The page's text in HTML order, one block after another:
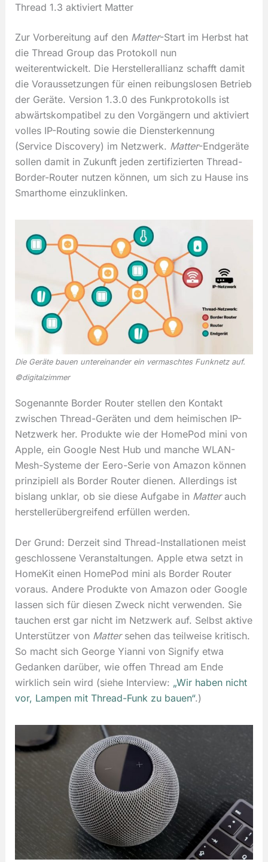
Thread 1.3 aktiviert Matter
Zur Vorbereitung auf den Matter-Start im Herbst hat
die Thread Group das Protokoll nun
weiterentwickelt. Die Herstellerallianz schafft damit
die Voraussetzungen für einen reibungslosen Betrieb
der Geräte. Version 1.3.0 des Funkprotokolls ist
abwärtskompatibel zu den Vorgängern und aktiviert
volles IP-Routing sowie die Diensterkennung
(Service Discovery) im Netzwerk. Matter-Endgeräte
sollen damit in Zukunft jeden zertifizierten Thread-
Border-Router nutzen können, um sich zu Hause ins
Smarthome einzuklinken.
Die Geräte bauen untereinander ein vermaschtes Funknetz auf.
©digitalzimmer
Sogenannte Border Router stellen den Kontakt
zwischen Thread-Geräten und dem heimischen IP-
Netzwerk her. Produkte wie der HomePod mini von
Apple, ein Google Nest Hub und manche WLAN-
Mesh-Systeme der Eero-Serie von Amazon können
prinzipiell als Border Router dienen. Allerdings ist
bislang unklar, ob sie diese Aufgabe in Matterauch
herstellerübergreifend erfüllen werden.
Der Grund: Derzeit sind Thread-Installationen meist
geschlossene Veranstaltungen. Apple etwa setzt in
HomeKit einen HomePod mini als Border Router
voraus. Andere Produkte von Amazon oder Google
lassen sich für diesen Zweck nicht verwenden. Sie
tauchen erst gar nicht im Netzwerk auf. Selbst aktive
Unterstützer von Mattersehen das teilweise kritisch.
So macht sich George Yianni von Signify etwa
Gedanken darüber, wie offen Thread am Ende
wirklich sein wird (siehe Interview: „Wir haben nicht
vor, Lampen mit Thread-Funk zu bauen“.)